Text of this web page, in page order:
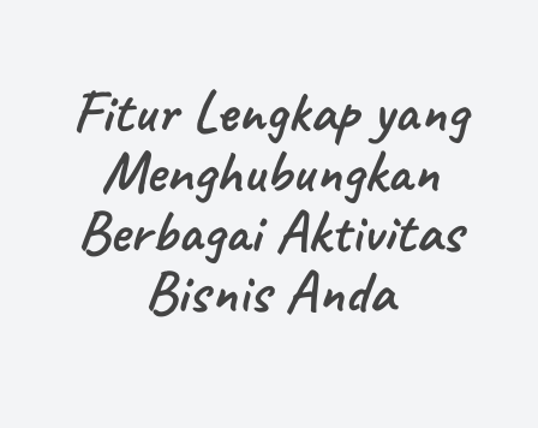
Fitur Lengkap yang
Menghubungkan
Berbagai Aktivitas
Bisnis Anda